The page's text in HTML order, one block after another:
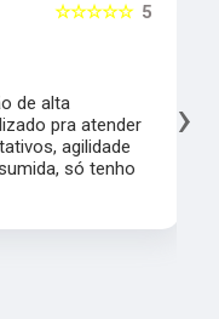
5
☆☆☆☆☆
de alta
pra atender
agilidade
só tenho
›